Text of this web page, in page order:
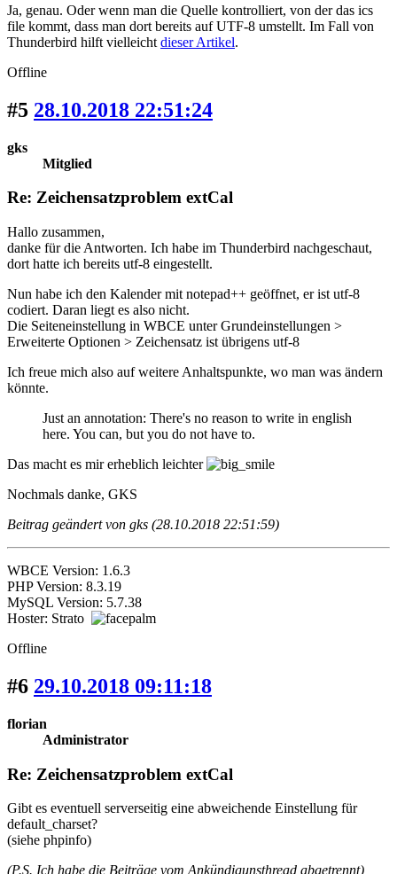
Ja, genau. Oder wenn man die Quelle kontrolliert, von der das ics
file kommt, dass man dort bereits auf UTF-8 umstellt. Im Fall von
Thunderbird hilft vielleicht dieser Artikel.
Offline
#5 28.10.2018 22:51:24
gks
Mitglied
Re: Zeichensatzproblem extCal
Hallo zusammen,
danke für die Antworten. Ich habe im Thunderbird nachgeschaut,
dort hatte ich bereits utf-8 eingestellt.
Nun habe ich den Kalender mit notepad++ geöffnet, er ist utf-8
codiert. Daran liegt es also nicht.
Die Seiteneinstellung in WBCE unter Grundeinstellungen >
Erweiterte Optionen > Zeichensatz ist übrigens utf-8
Ich freue mich also auf weitere Anhaltspunkte, wo man was ändern
könnte.
Just an annotation: There's no reason to write in english
here. You can, but you do not have to.
Das macht es mir erheblich leichter
Nochmals danke, GKS
Beitrag geändert von gks (28.10.2018 22:51:59)
WBCE Version: 1.6.3
PHP Version: 8.3.19
MySQL Version: 5.7.38
Hoster: Strato
Offline
#6 29.10.2018 09:11:18
florian
Administrator
Re: Zeichensatzproblem extCal
Gibt es eventuell serverseitig eine abweichende Einstellung für
default_charset?
(siehe phpinfo)
(P.S. Ich habe die Beiträge vom Ankündigunsthread abgetrennt)